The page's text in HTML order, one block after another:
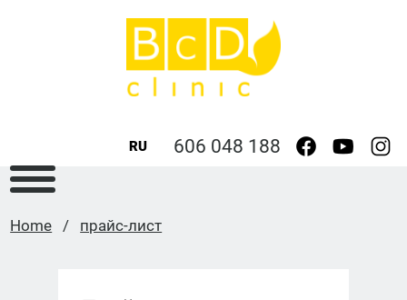
RU 606 048 188
Home / прайс-лист